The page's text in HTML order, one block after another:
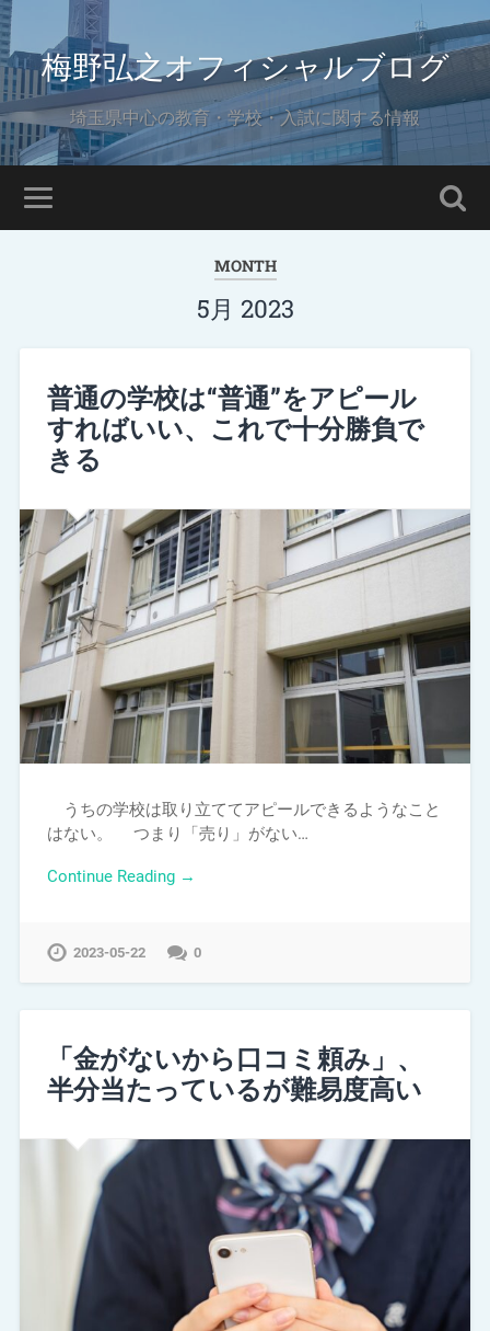
梅野弘之オフィシャルブログ
埼玉県中心の教育・学校・入試に関する情報
MONTH
5月 2023
普通の学校は“普通”をアピール
すればいい、これで十分勝負で
きる
うちの学校は取り立ててアピールできるようなこと
はない。 つまり「売り」がない…
Continue Reading →
2023-05-22 0
「金がないから口コミ頼み」、
半分当たっているが難易度高い